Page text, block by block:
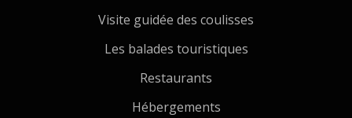
Visite guidée des coulisses
Les balades touristiques
Restaurants
Hébergements